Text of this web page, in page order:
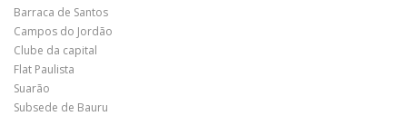
Barraca de Santos
Campos do Jordão
Clube da capital
Flat Paulista
Suarão
Subsede de Bauru